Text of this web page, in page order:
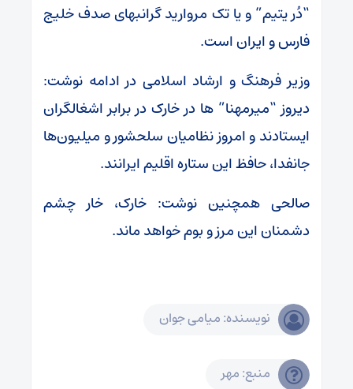
“دُر یتیم” و یا تک مروارید گرانبهای صدف خلیج
فارس و ایران است.
وزیر فرهنگ و ارشاد اسلامی در ادامه نوشت:
دیروز “میرمهنا” ها در ‎خارک در برابر اشغالگران
ایستادند و امروز نظامیان سلحشور و میلیون‌ها
جانفدا، حافظ این ستاره اقلیم ایرانند.
صالحی همچنین نوشت: خارک، خار چشم
دشمنان این مرز و بوم خواهد ماند.
نویسنده: میامی جوان
منبع: مهر